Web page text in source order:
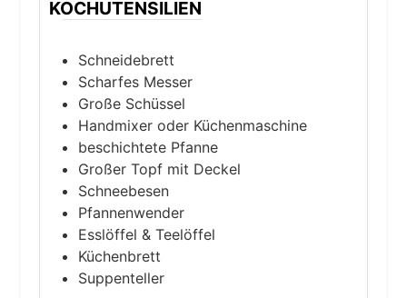
KOCHUTENSILIEN
Schneidebrett
Scharfes Messer
Große Schüssel
Handmixer oder Küchenmaschine
beschichtete Pfanne
Großer Topf mit Deckel
Schneebesen
Pfannenwender
Esslöffel & Teelöffel
Küchenbrett
Suppenteller